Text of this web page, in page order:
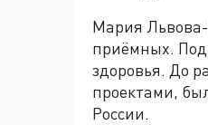
Мария Львова-
приёмных. Под
здоровья. До
проектами,
России.